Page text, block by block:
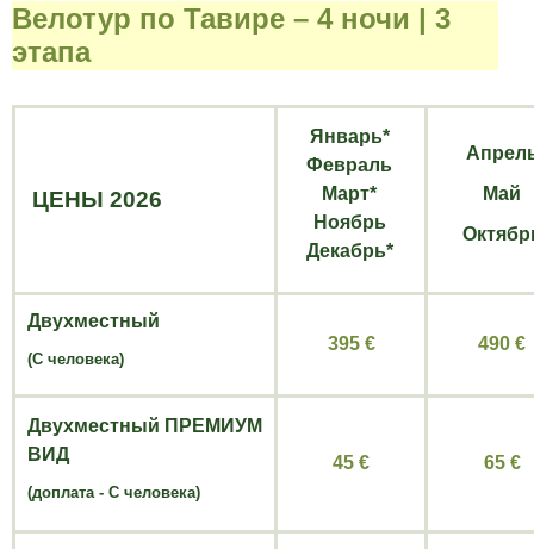
Велотур по Тавире – 4 ночи | 3
этапа
ЦЕНЫ 2026
Январь*
Февраль
Март*
Ноябрь
Декабрь*
Май
Двухместный
(С человека)
395 € 490 €
Двухместный ПРЕМИУМ
ВИД
(доплата - С человека)
45 € 65 €